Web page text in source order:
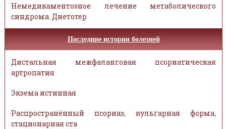
Немедикаментозное лечение метаболического
синдрома. Диетотер
Последние истории болезней
Дистальная межфаланговая псориатическая
артропатия
Экзема истинная
Распространённый псориаз, вульгарная форма,
стационарная ста